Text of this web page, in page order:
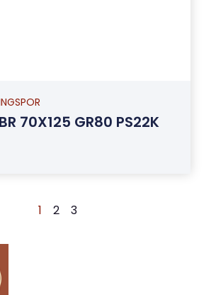
70X125 GR80 PS22K
1 2 3